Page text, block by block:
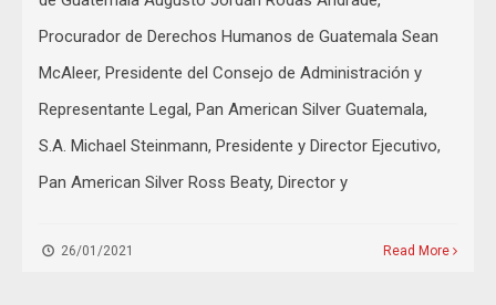
Procurador de Derechos Humanos de Guatemala Sean
McAleer, Presidente del Consejo de Administración y
Representante Legal, Pan American Silver Guatemala,
S.A. Michael Steinmann, Presidente y Director Ejecutivo,
Pan American Silver Ross Beaty, Director y
26/01/2021 Read More